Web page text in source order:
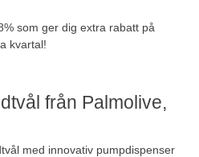
från Palmolive,
med innovativ pumpdispenser
som ger dig extra rabatt på
kvartal!